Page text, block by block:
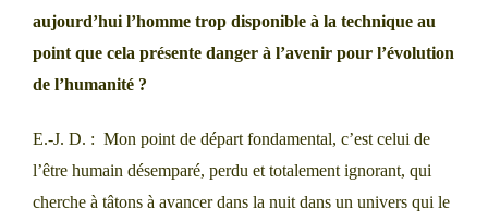
aujourd’hui l’homme trop disponible à la technique au
point que cela présente danger à l’avenir pour l’évolution
de l’humanité ?
E.-J. D. : Mon point de départ fondamental, c’est celui de
l’être humain désemparé, perdu et totalement ignorant, qui
cherche à tâtons à avancer dans la nuit dans un univers qui le